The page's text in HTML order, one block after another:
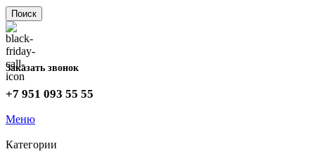
Поиск
Заказать звонок
+7 951 093 55 55
Меню
Категории